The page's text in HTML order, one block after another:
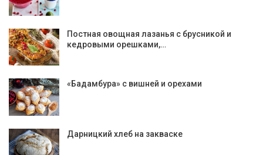
Постная овощная лазанья с брусникой и
кедровыми орешками,…
«Бадамбура» с вишней и орехами
Дарницкий хлеб на закваске